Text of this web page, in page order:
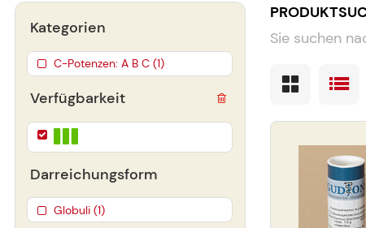
Sie suchen
Verfügbarkeit
Darreichungsform
Globuli (1)
Kategorien
C-Potenzen: A B C (1)